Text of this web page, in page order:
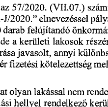
az 57/2020. (VII.07.)
J/2020." elnevezéssel
darab felújítandó
de a kerületi lakosok
javasolt, annyi
fizetési kötelezettség
olyan lakással nem
hellyel rendelkező